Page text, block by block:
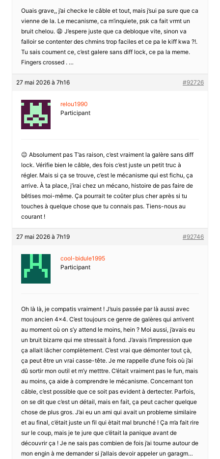
Ouais grave,, j’ai checke le câble et tout, mais j’sui pa sure que ca
vienne de la. Le mecanisme, ca m’inquiete, psk ca fait vrmt un
bruit chelou. 😩 J’espere juste que ca debloque vite, sinon va
falloir se contenter des chmins trop faciles et ce pa le kiff kwa ?!.
Tu sais coument ce, c’est galere sans diff lock, ce pa la meme.
Fingers crossed . …
27 mai 2026 à 7h16 #92726
relou1990
Participant
😉 Absolument pas T’as raison, c’est vraiment la galère sans diff
lock. Vérifie bien le câble, des fois c’est juste un petit truc à
régler. Mais si ça se trouve, c’est le mécanisme qui est fichu, ça
arrive. À ta place, j’irai chez un mécano, histoire de pas faire de
bêtises moi-même. Ça pourrait te coûter plus cher après si tu
touches à quelque chose que tu connais pas. Tiens-nous au
courant !
27 mai 2026 à 7h19 #92746
cool-bidule1995
Participant
Oh là là, je compatis vraiment ! J’suis passée par là aussi avec
mon ancien 4×4. C’est toujours ce genre de galères qui arrivent
au moment où on s’y attend le moins, hein ? Moi aussi, j’avais eu
un bruit bizarre qui me stressait à fond. J’avais l’impression que
ça allait lâcher complètement. C’est vrai que démonter tout çà,
ça peut être un vrai casse-tête. Je me rappelle d’une fois où j’ai
dû sortir mon outil et m’y metttre. C’était vraiment pas le fun, mais
au moins, ça aide à comprendre le mécanisme. Concernant ton
câble, c’est possible que ce soit pas evident à dertecter. Parfois,
on se dit que c’est un détail, mais en fait, ça peut cacher quelque
chose de plus gros. J’ai eu un ami qui avait un probleme similaire
et au final, c’était juste un fil qui ètait mal brunché ! Ça m’a fait rire
sur le coup, mais je te jure que c’était la panique avant de
découvrir ça ! Je ne sais pas combien de fois j’ai tourne autour de
mon engin à me demander si j’allais devoir appeler un garagm…